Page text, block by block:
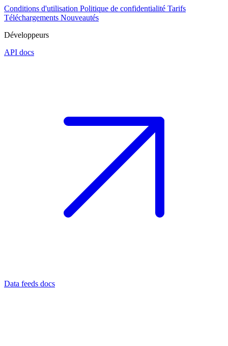
Conditions d'utilisation Politique de confidentialité Tarifs
Téléchargements Nouveautés
Développeurs
API docs
Data feeds docs